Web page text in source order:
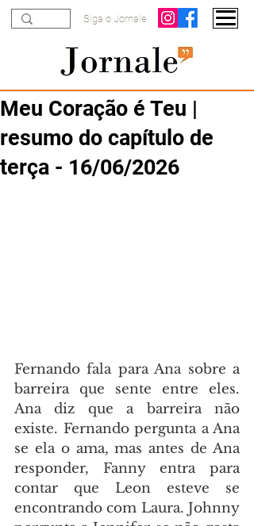
Siga o Jornale
Meu Coração é Teu |
resumo do capítulo de
terça - 16/06/2026
Fernando fala para Ana sobre a
barreira que sente entre eles.
Ana diz que a barreira não
existe. Fernando pergunta a Ana
se ela o ama, mas antes de Ana
responder, Fanny entra para
contar que Leon esteve se
encontrando com Laura. Johnny